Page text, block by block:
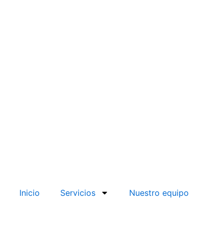
Inicio Servicios Nuestro equipo